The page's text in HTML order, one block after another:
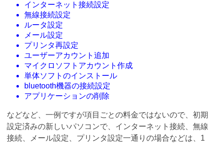
インターネット接続設定
無線接続設定
ルータ設定
メール設定
プリンタ再設定
ユーザーアカウント追加
マイクロソフトアカウント作成
単体ソフトのインストール
bluetooth機器の接続設定
アプリケーションの削除
などなど、一例ですが項目ごとの料金ではないので、初期
設定済みの新しいパソコンで、インターネット接続、無線
接続、メール設定、プリンタ設定一通りの場合などは、1